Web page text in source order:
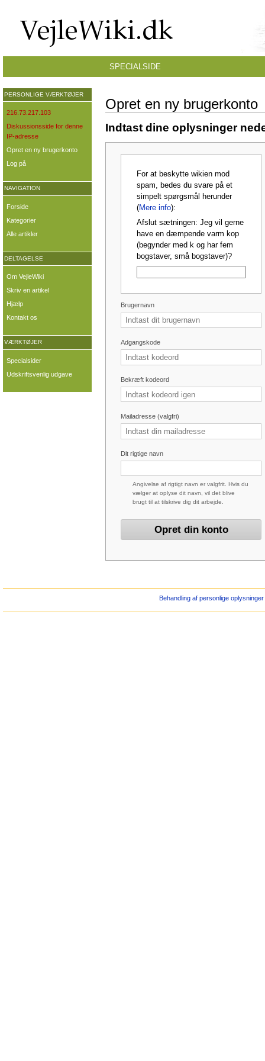
Opret en ny brugerkonto
Indtast dine oplysninger
For at beskytte wikien mod
spam, bedes du svare på et
simpelt spørgsmål herunder
(Mere info):
Afslut sætningen: Jeg vil gerne
have en dæmpende varm kop
(begynder med k og har fem
bogstaver, små bogstaver)?
Brugernavn
Adgangskode
Bekræft kodeord
Mailadresse (valgfri)
Dit rigtige navn
Angivelse af rigtigt navn er valgfrit. Hvis du
vælger at oplyse dit navn, vil det blive
brugt til at tilskrive dig dit arbejde.
SPECIALSIDE
PERSONLIGE VÆRKTØJER
216.73.217.103
Diskussionsside for denne
IP-adresse
Opret en ny brugerkonto
Log på
NAVIGATION
Forside
Kategorier
Alle artikler
DELTAGELSE
Om VejleWiki
Skriv en artikel
Hjælp
Kontakt os
VÆRKTØJER
Specialsider
Udskriftsvenlig udgave
Behandling af personlige oplysninger